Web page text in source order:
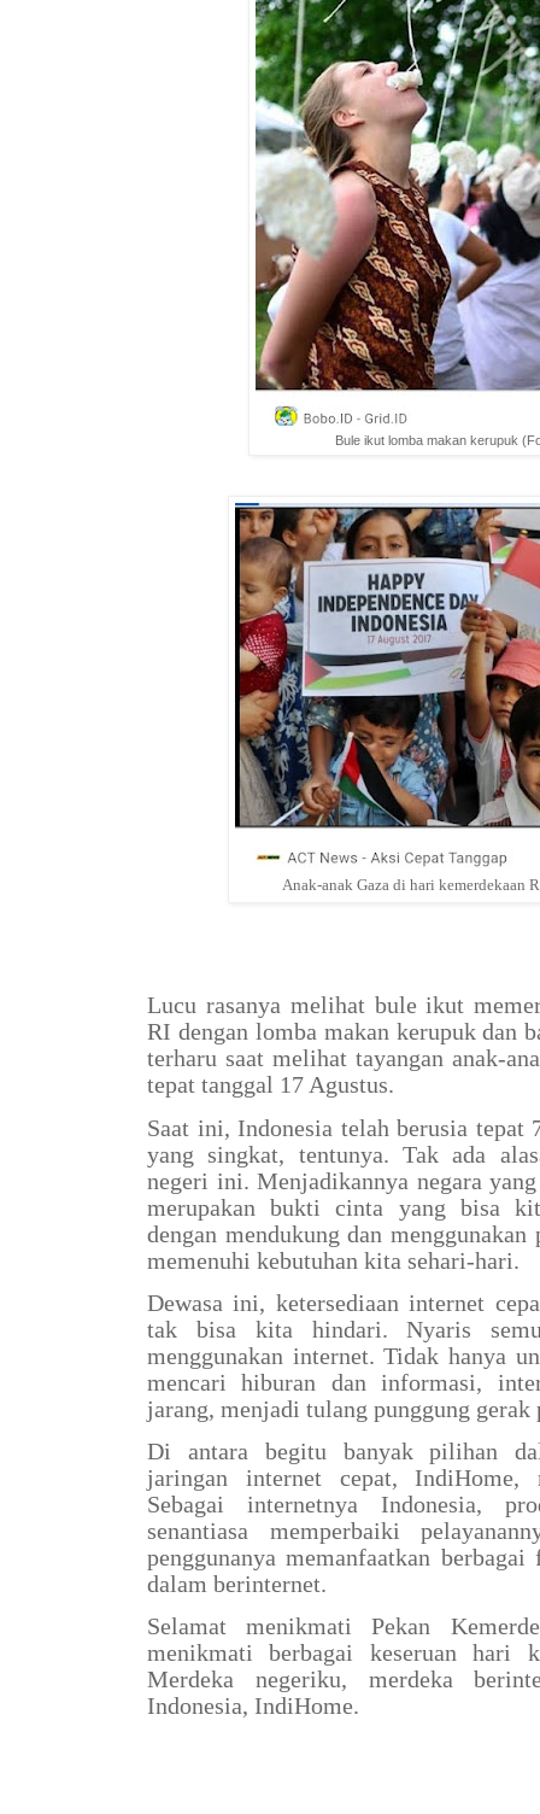
Bule ikut lomba makan kerupuk
Anak-anak Gaza di hari kemerdekaan
Lucu rasanya melihat bule ikut
RI dengan lomba makan kerupuk dan
terharu saat melihat tayangan anak-
tepat tanggal 17 Agustus.
Saat ini, Indonesia telah berusia tepat
yang singkat, tentunya. Tak ada
negeri ini. Menjadikannya negara
merupakan bukti cinta yang bisa
dengan mendukung dan
memenuhi kebutuhan kita sehari-hari.
Dewasa ini, ketersediaan internet
tak bisa kita hindari. Nyaris
menggunakan internet. Tidak hanya
mencari hiburan dan informasi,
jarang, menjadi tulang punggung
Di antara begitu banyak pilihan
jaringan internet cepat, IndiHome,
Sebagai internetnya Indonesia,
senantiasa memperbaiki
penggunanya memanfaatkan
dalam berinternet.
Selamat menikmati Pekan
menikmati berbagai keseruan hari
Merdeka negeriku, merdeka
Indonesia, IndiHome.